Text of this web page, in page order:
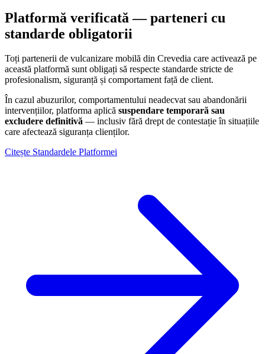
Platformă verificată — parteneri cu
standarde obligatorii
Toți partenerii de vulcanizare mobilă din Crevedia care activează pe
această platformă sunt obligați să respecte standarde stricte de
profesionalism, siguranță și comportament față de client.
În cazul abuzurilor, comportamentului neadecvat sau abandonării
intervențiilor, platforma aplică suspendare temporară sau
excludere definitivă — inclusiv fără drept de contestație în situațiile
care afectează siguranța clienților.
Citește Standardele Platformei